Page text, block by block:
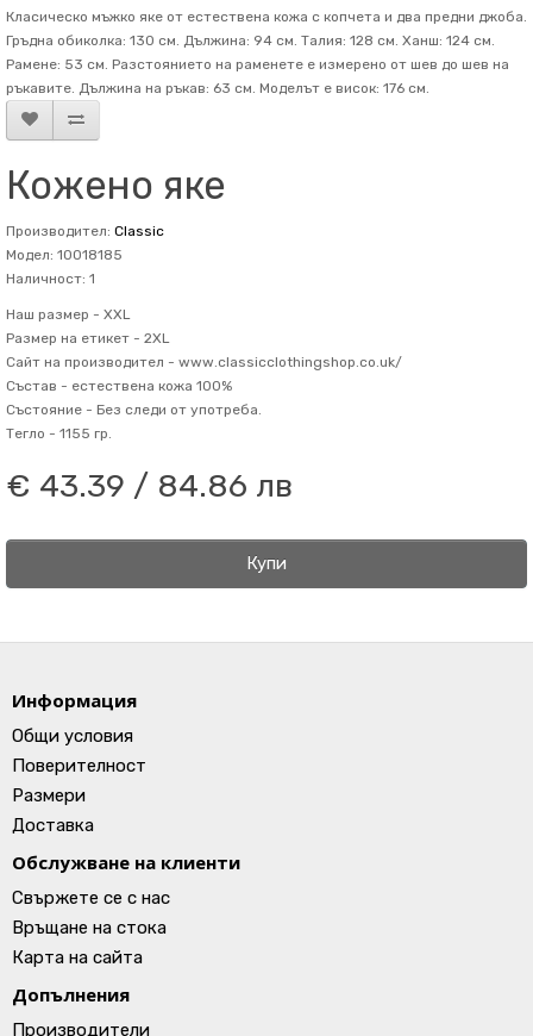
Класическо мъжко яке от естествена кожа с копчета и два предни джоба.
Гръдна обиколка: 130 см. Дължина: 94 см. Талия: 128 см. Ханш: 124 см.
Рамене: 53 см. Разстоянието на раменете е измерено от шев до шев на
ръкавите. Дължина на ръкав: 63 см. Mоделът е висок: 176 см.
Кожено яке
Производител: Classic
Модел: 10018185
Наличност: 1
Наш размер - XXL
Размер на етикет - 2XL
Сайт на производител - www.classicclothingshop.co.uk/
Състав - естествена кожа 100%
Състояние - Без следи от употреба.
Тегло - 1155 гр.
€ 43.39 / 84.86 лв
Купи
Информация
Общи условия
Поверителност
Размери
Доставка
Обслужване на клиенти
Свържете се с нас
Връщане на стока
Карта на сайта
Допълнения
Производители